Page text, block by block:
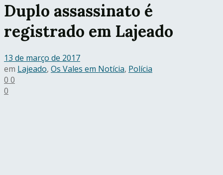
Duplo assassinato é
registrado em Lajeado
13 de março de 2017
em Lajeado, Os Vales em Notícia, Polícia
0 0
0